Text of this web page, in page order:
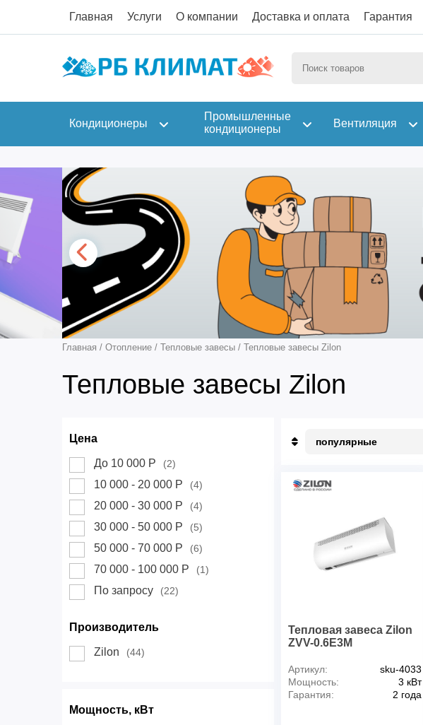
Главная Услуги О компании Доставка и оплата Гарантия
Кондиционеры
Промышленные
кондиционеры
Вентиляция
Главная / Отопление / Тепловые завесы / Тепловые завесы Zilon
Тепловые завесы Zilon
Цена
До 10 000 Р (2)
10 000 - 20 000 Р (4)
20 000 - 30 000 Р (4)
30 000 - 50 000 Р (5)
50 000 - 70 000 Р (6)
70 000 - 100 000 Р (1)
По запросу (22)
Производитель
Zilon (44)
Мощность, кВт
Недорогие
популярные
Тепловая завеса Zilon
ZVV-0.6E3M
Артикул:
sku-4033
Мощность:
3 кВт
Гарантия:
2 года